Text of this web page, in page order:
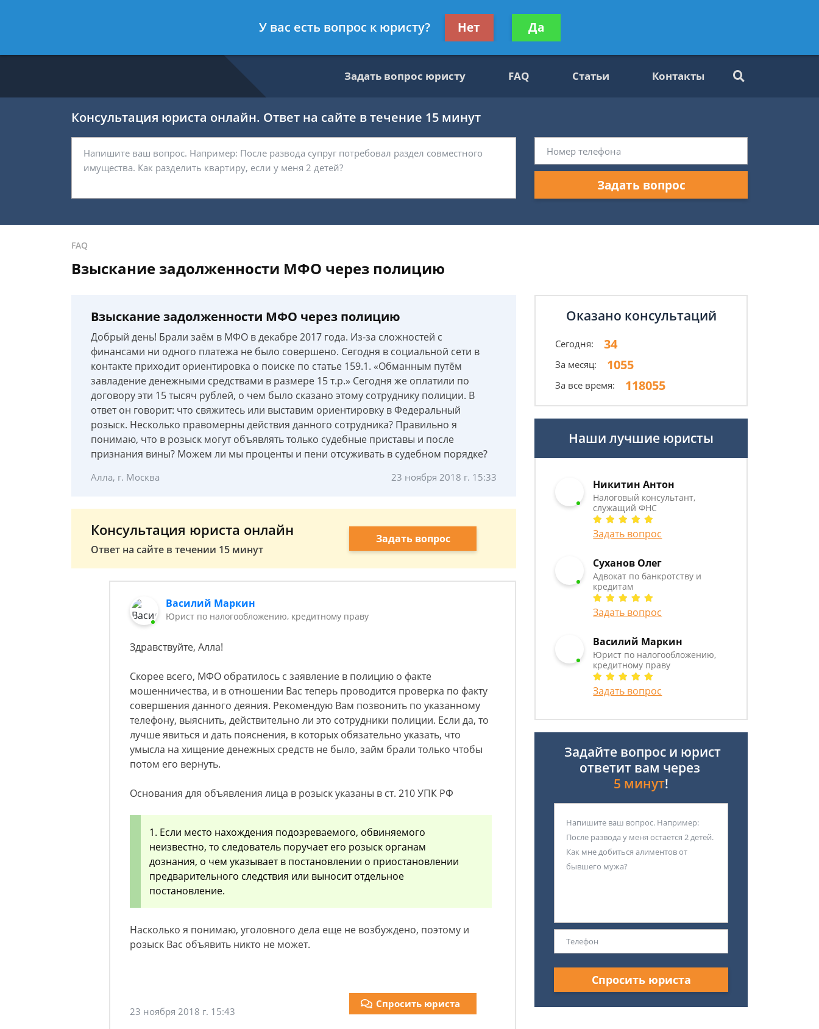
- Налоговый консультант, служащий ФНС
Получите консультацию
бесплатно
Задать вопрос юристу FAQ Статьи Контакты
Консультация юриста онлайн. Ответ на сайте в течение 15 минут
Задать вопрос
FAQ
Взыскание задолженности МФО через полицию
Взыскание задолженности МФО через полицию
Добрый день! Брали заём в МФО в декабре 2017 года. Из-за сложностей с
финансами ни одного платежа не было совершено. Сегодня в социальной сети в
контакте приходит ориентировка о поиске по статье 159.1. «Обманным путём
завладение денежными средствами в размере 15 т.р.» Сегодня же оплатили по
договору эти 15 тысяч рублей, о чем было сказано этому сотруднику полиции. В
ответ он говорит: что свяжитесь или выставим ориентировку в Федеральный
розыск. Несколько правомерны действия данного сотрудника? Правильно я
понимаю, что в розыск могут объявлять только судебные приставы и после
признания вины? Можем ли мы проценты и пени отсуживать в судебном порядке?
Алла, г. Москва 23 ноября 2018 г. 15:33
Консультация юриста онлайн
Ответ на сайте в течении 15 минут
Задать вопрос
Василий Маркин
Юрист по налогообложению, кредитному праву
Здравствуйте, Алла!
Скорее всего, МФО обратилось с заявление в полицию о факте
мошенничества, и в отношении Вас теперь проводится проверка по факту
совершения данного деяния. Рекомендую Вам позвонить по указанному
телефону, выяснить, действительно ли это сотрудники полиции. Если да, то
лучше явиться и дать пояснения, в которых обязательно указать, что
умысла на хищение денежных средств не было, займ брали только чтобы
потом его вернуть.
Основания для объявления лица в розыск указаны в ст. 210 УПК РФ
1. Если место нахождения подозреваемого, обвиняемого
неизвестно, то следователь поручает его розыск органам
дознания, о чем указывает в постановлении о приостановлении
предварительного следствия или выносит отдельное
постановление.
Насколько я понимаю, уголовного дела еще не возбуждено, поэтому и
розыск Вас объявить никто не может.
23 ноября 2018 г. 15:43
Спросить юриста
Оказано консультаций
Сегодня: 34
За месяц: 1055
За все время: 118055
Наши лучшие юристы
Никитин Антон
Налоговый консультант,
служащий ФНС
Задать вопрос
Суханов Олег
Адвокат по банкротству и
кредитам
Задать вопрос
Василий Маркин
Юрист по налогообложению,
кредитному праву
Задать вопрос
Задайте вопрос и юрист
ответит вам через
5 минут!
Спросить юриста
У вас есть вопрос к юристу? Нет Да